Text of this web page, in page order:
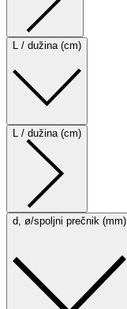
L / dužina (cm)
L / dužina (cm)
d, ø/spoljni prečnik (mm)